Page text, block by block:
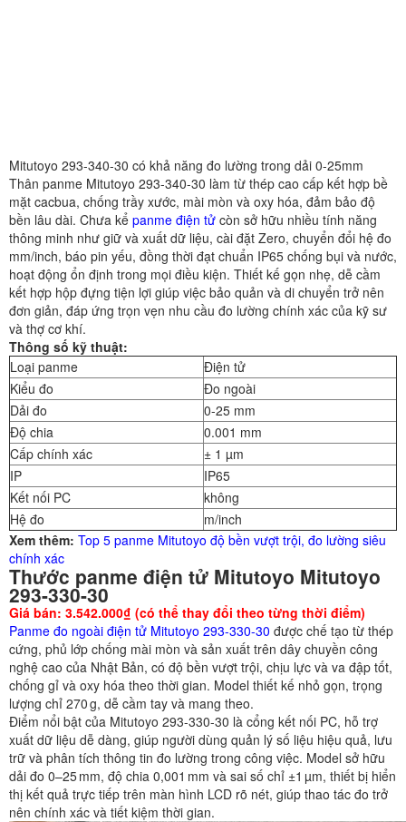
Mitutoyo 293-340-30 có khả năng đo lường trong dải 0-25mm
Thân panme Mitutoyo 293-340-30 làm từ thép cao cấp kết hợp bề
mặt cacbua, chống trầy xước, mài mòn và oxy hóa, đảm bảo độ
bền lâu dài. Chưa kể panme điện tử còn sở hữu nhiều tính năng
thông minh như giữ và xuất dữ liệu, cài đặt Zero, chuyển đổi hệ đo
mm/inch, báo pin yếu, đồng thời đạt chuẩn IP65 chống bụi và nước,
hoạt động ổn định trong mọi điều kiện. Thiết kế gọn nhẹ, dễ cầm
kết hợp hộp đựng tiện lợi giúp việc bảo quản và di chuyển trở nên
đơn giản, đáp ứng trọn vẹn nhu cầu đo lường chính xác của kỹ sư
và thợ cơ khí.
Thông số kỹ thuật:
Loại panme
Điện tử
Kiểu đo
Đo ngoài
Dải đo
0-25 mm
Độ chia
0.001 mm
Cấp chính xác
± 1 µm
IP
IP65
Kết nối PC
không
Hệ đo
m/inch
Xem thêm: Top 5 panme Mitutoyo độ bền vượt trội, đo lường siêu
chính xác
Thước panme điện tử Mitutoyo Mitutoyo
293-330-30
Giá bán: 3.542.000₫ (có thể thay đổi theo từng thời điểm)
Panme đo ngoài điện tử Mitutoyo 293-330-30 được chế tạo từ thép
cứng, phủ lớp chống mài mòn và sản xuất trên dây chuyền công
nghệ cao của Nhật Bản, có độ bền vượt trội, chịu lực và va đập tốt,
chống gỉ và oxy hóa theo thời gian. Model thiết kế nhỏ gọn, trọng
lượng chỉ 270 g, dễ cầm tay và mang theo.
Điểm nổi bật của Mitutoyo 293-330-30 là cổng kết nối PC, hỗ trợ
xuất dữ liệu dễ dàng, giúp người dùng quản lý số liệu hiệu quả, lưu
trữ và phân tích thông tin đo lường trong công việc. Model sở hữu
dải đo 0–25 mm, độ chia 0,001 mm và sai số chỉ ±1 µm, thiết bị hiển
thị kết quả trực tiếp trên màn hình LCD rõ nét, giúp thao tác đo trở
nên chính xác và tiết kiệm thời gian.